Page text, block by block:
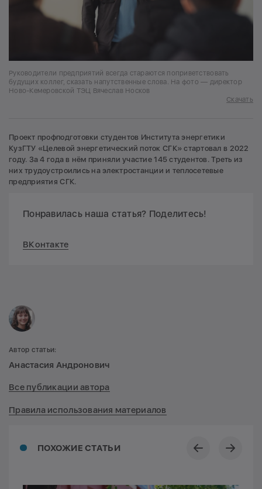
Руководители предприятий всегда стараются поприветствовать
будущих коллег, сказать напутственные слова. На фото — директор
Ново-Кемеровской ТЭЦ Вячеслав Носков
Скачать
Проект профподготовки студентов Института энергетики
КузГТУ «Целевой энергетический поток СГК» стартовал в 2022
году. За 4 года в нём приняли участие 145 студентов. Треть из
них трудоустроились на электростанции и теплосетевые
предприятия СГК.
Понравилась наша статья? Поделитесь!
ВКонтакте
ПОХОЖИЕ СТАТЬИ
Автор статьи:
Анастасия Андронович
Все публикации автора
Правила использования материалов